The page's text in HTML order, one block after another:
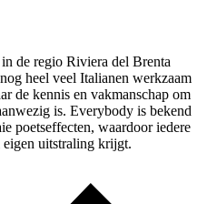
de regio Riviera del Brenta
heel veel Italianen werkzaam
de kennis en vakmanschap om
is. Everybody is bekend
poetseffecten, waardoor iedere
eigen uitstraling krijgt.